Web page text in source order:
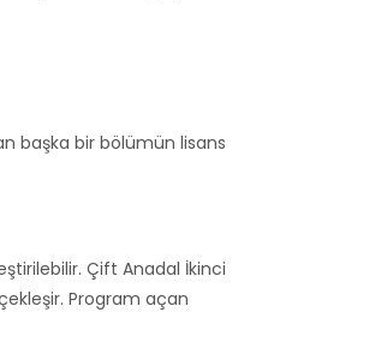
başka bir bölümün lisans
Çift Anadal İkinci
Program açan